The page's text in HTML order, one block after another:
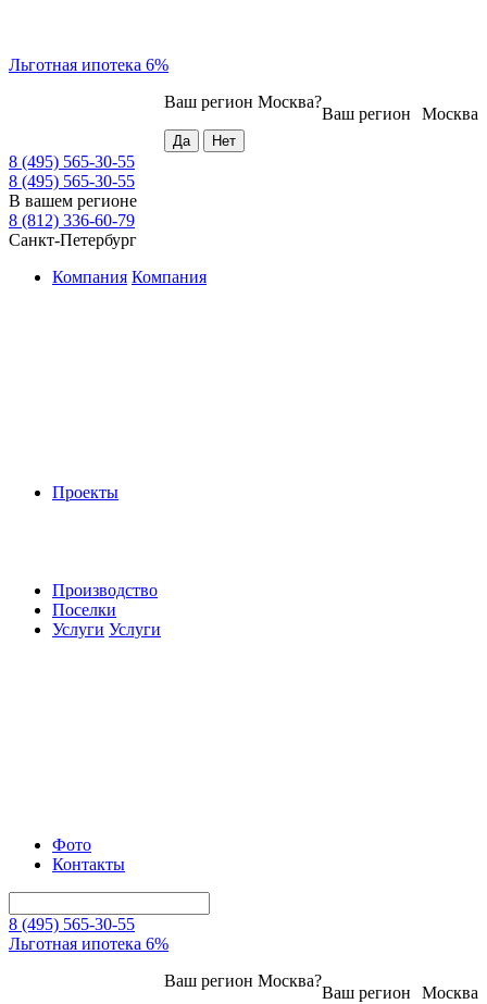
Льготная ипотека 6%
Москва
Ваш регион
Ваш регион Москва?
8 (495) 565-30-55
8 (495) 565-30-55
В вашем регионе
8 (812) 336-60-79
Санкт-Петербург
Компания Компания
Проекты
Производство
Поселки
Услуги Услуги
Фото
Контакты
8 (495) 565-30-55
Льготная ипотека 6%
Москва
Ваш регион
Ваш регион Москва?